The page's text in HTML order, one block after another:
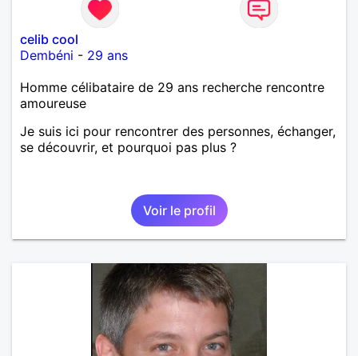
celib cool
Dembéni - 29 ans
Homme célibataire de 29 ans recherche rencontre
amoureuse
Je suis ici pour rencontrer des personnes, échanger,
se découvrir, et pourquoi pas plus ?
Voir le profil